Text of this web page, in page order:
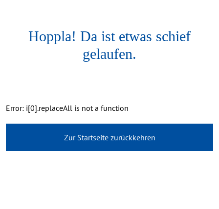
Hoppla! Da ist etwas schief
gelaufen.
Error: i[0].replaceAll is not a function
Zur Startseite zurückkehren